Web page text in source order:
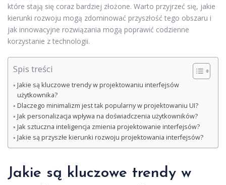
które stają się coraz bardziej złożone. Warto przyjrzeć się, jakie
kierunki rozwoju mogą zdominować przyszłość tego obszaru i
jak innowacyjne rozwiązania mogą poprawić codzienne
korzystanie z technologii.
Spis treści
Jakie są kluczowe trendy w projektowaniu interfejsów
użytkownika?
Dlaczego minimalizm jest tak popularny w projektowaniu UI?
Jak personalizacja wpływa na doświadczenia użytkowników?
Jak sztuczna inteligencja zmienia projektowanie interfejsów?
Jakie są przyszłe kierunki rozwoju projektowania interfejsów?
Jakie są kluczowe trendy w